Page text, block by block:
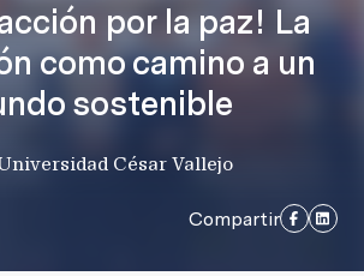
por la paz! La
como camino a un
sostenible
César Vallejo
Compartir